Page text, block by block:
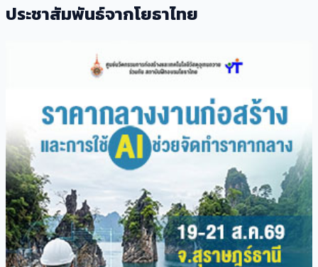
ประชาสัมพันธ์จากโยธาไทย